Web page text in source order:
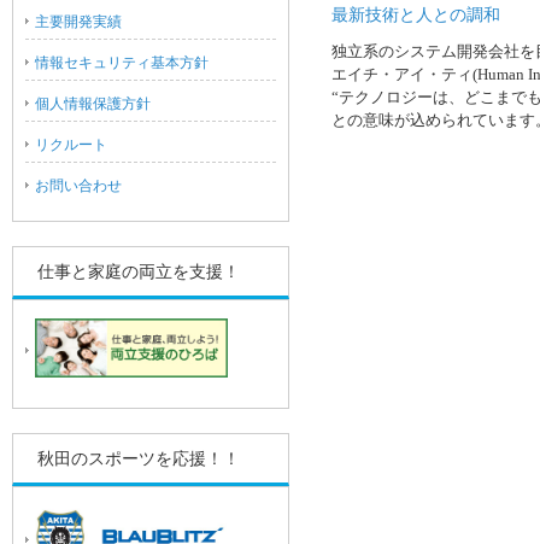
最新技術と人との調和
独立系のシステム開発会社を
エイチ・アイ・ティ(Human
“テクノロジーは、どこまで
との意味が込められています
主要開発実績
情報セキュリティ基本方針
個人情報保護方針
リクルート
お問い合わせ
仕事と家庭の両立を支援！
秋田のスポーツを応援！！